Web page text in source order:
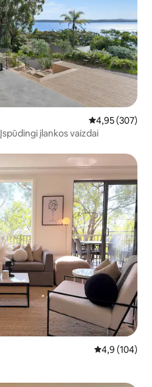
Vidutinis
4,95 (307)
1 Mėlynos įlankos vaizdas Įspūdingi įlankos vaizdai
Vidutinis
4,9 (104)